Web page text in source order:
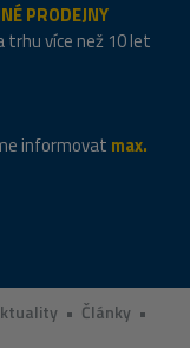
PRODEJNY
trhu více než 10 let
informovat max.
• Články •